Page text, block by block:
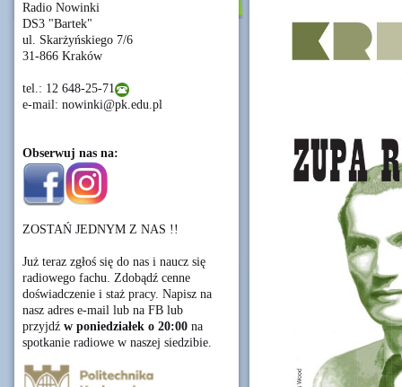
Radio Nowinki
DS3 "Bartek"
ul. Skarżyńskiego 7/6
31-866 Kraków
tel.: 12 648-25-71
e-mail: nowinki@pk.edu.pl
Obserwuj nas na:
ZOSTAŃ JEDNYM Z NAS !!
Już teraz zgłoś się do nas i naucz się
radiowego fachu. Zdobądź cenne
doświadczenie i staż pracy. Napisz na
nasz adres e-mail lub na FB lub
przyjdź w poniedziałek o 20:00 na
spotkanie radiowe w naszej siedzibie.